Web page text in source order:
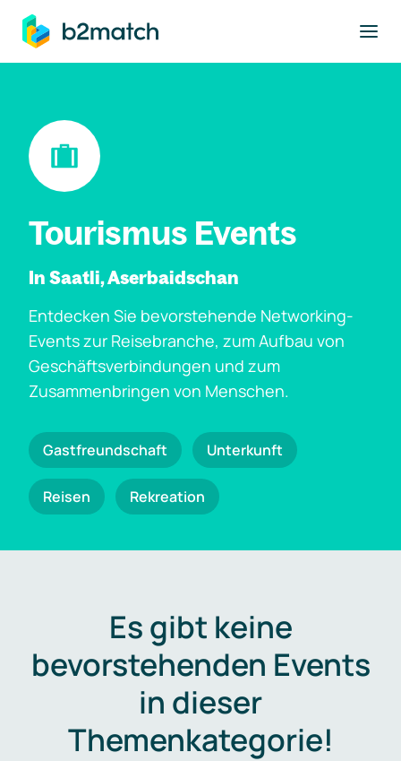
springen
Tourismus Events
In Saatli, Aserbaidschan
Entdecken Sie bevorstehende Networking-
Events zur Reisebranche, zum Aufbau von
Geschäftsverbindungen und zum
Zusammenbringen von Menschen.
Gastfreundschaft Unterkunft
Reisen Rekreation
Es gibt keine
bevorstehenden Events
in dieser
Themenkategorie!